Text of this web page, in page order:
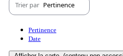
Trier par Pertinence
Pertinence
Date